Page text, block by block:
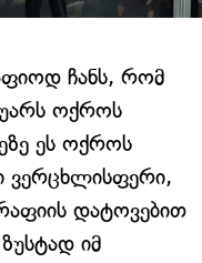
ჩანს, რომ
ოქროს
ეს ოქროს
ვერცხლისფერი,
დატოვებით
იმ